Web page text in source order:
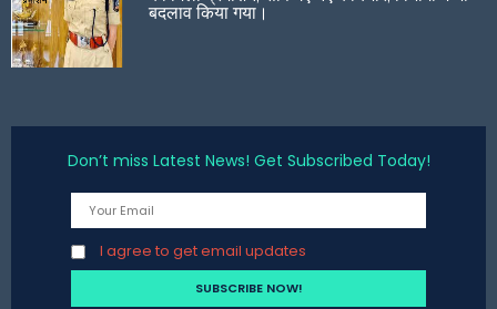
बदलाव किया गया।
Don’t miss Latest News! Get Subscribed Today!
I agree to get email updates